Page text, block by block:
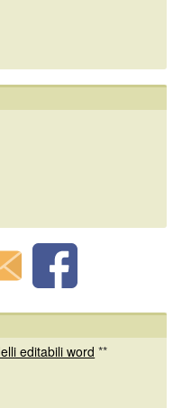
editabili word **